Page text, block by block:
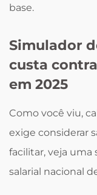
base.
Simulador
custa
em 2025
Como você viu,
exige considerar
facilitar, veja uma
salarial nacional